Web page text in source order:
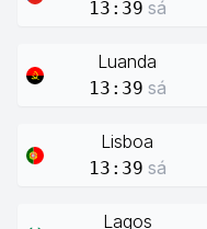
13:39 sá
Luanda
13:39 sá
Lisboa
13:39 sá
Lagos